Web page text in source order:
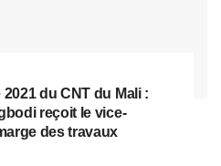
du CNT du Mali :
reçoit le vice-
des travaux